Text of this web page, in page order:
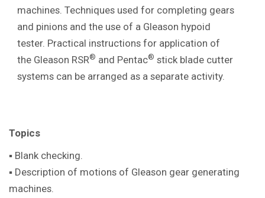
machines. Techniques used for completing gears
and pinions and the use of a Gleason hypoid
tester. Practical instructions for application of
the Gleason RSR® and Pentac® stick blade cutter
systems can be arranged as a separate activity.
Topics
▪ Blank checking.
▪ Description of motions of Gleason gear generating
machines.